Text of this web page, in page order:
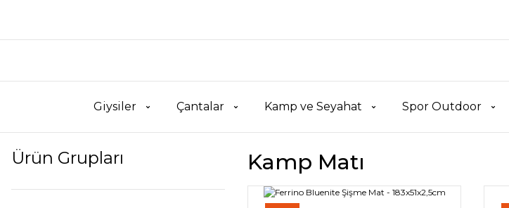
Giysiler Çantalar Kamp ve Seyahat Spor Outdoor
Ürün Grupları Kamp Matı